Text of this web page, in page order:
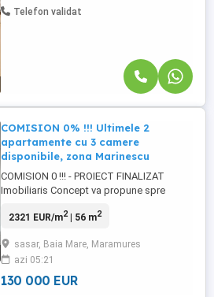
Telefon validat
COMISION 0% !!! Ultimele 2
apartamente cu 3 camere
disponibile, zona Marinescu
COMISION 0 !!! - PROIECT FINALIZAT
Imobiliaris Concept va propune spre
disponibile, in zona Marinescu. Acestea
de inaltime P+6E, au o suprafata cuprinsa
intre 82.83 mpc si 88.44 mpc + cate 2
terase alocate fiecarui ...
2321 EUR/m2| 56 m2
sasar, Baia Mare, Maramures
azi 05:21
130 000 EUR